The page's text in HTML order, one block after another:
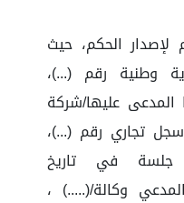
لإصدار الحكم، حيث
وطنية رقم (...)،
عليها/شركة
تجاري رقم (...)،
جلسة في تاريخ
المدعي وكالة/(.....) ،